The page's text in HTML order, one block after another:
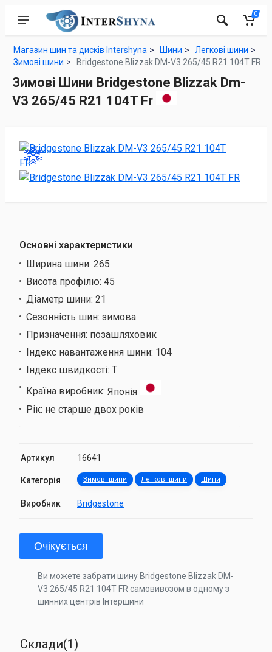
0
Магазин шин та дисків Intershyna Шини
Легкові шини
Зимові шини
Bridgestone Blizzak DM-V3 265/45 R21 104T FR
Зимові Шини Bridgestone Blizzak Dm-
V3 265/45 R21 104T Fr
Основні характеристики
Ширина шини: 265
Висота профілю: 45
Діаметр шини: 21
Сезонність шин: зимова
Призначення: позашляховик
Індекс навантаження шини: 104
Індекс швидкості: T
Країна виробник: Японія
Рік: не старше двох років
Артикул 16641
Категорія Зимові шини Легкові шини Шини
Виробник Bridgestone
Очікується
Ви можете забрати шину Bridgestone Blizzak DM-
V3 265/45 R21 104T FR самовивозом в одному з
шинних центрів Інтершини
Склади(1)